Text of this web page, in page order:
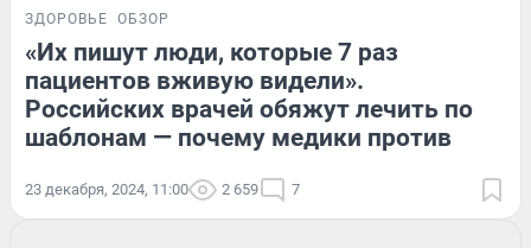
ЗДОРОВЬЕ ОБЗОР
«Их пишут люди, которые 7 раз
пациентов вживую видели».
Российских врачей обяжут лечить по
шаблонам — почему медики против
23 декабря, 2024, 11:00 2 659 7